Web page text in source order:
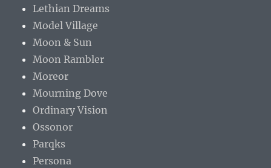
Lethian Dreams
Model Village
Moon & Sun
Moon Rambler
Moreor
Mourning Dove
Ordinary Vision
Ossonor
Parqks
Persona